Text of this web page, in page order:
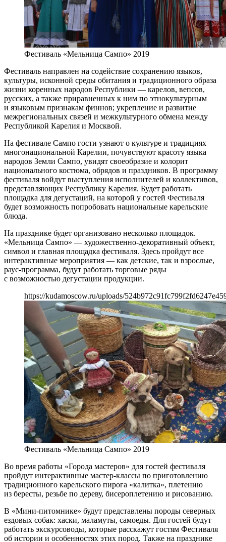
Фестиваль «Мельница Сампо» 2019
Фестиваль направлен на содействие сохранению языков,
культуры, исконной среды обитания и традиционного образа
жизни коренных народов Республики — карелов, вепсов,
русских, а также приравненных к ним по этнокультурным
и языковым признакам финнов; укрепление и развитие
межрегиональных связей и межкультурного обмена между
Республикой Карелия и Москвой.
На фестивале Сампо гости узнают о культуре и традициях
многонациональной Карелии, почувствуют красоту языка
народов Земли Сампо, увидят своеобразие и колорит
национального костюма, обрядов и праздников. В программу
фестиваля войдут выступления исполнителей и коллективов,
представляющих Республику Карелия. Будет работать
площадка для дегустаций, на которой у гостей Фестиваля
будет возможность попробовать национальные карельские
блюда.
На празднике будет организовано несколько площадок.
«Мельница Сампо» — художественно-декоративный объект,
символ и главная площадка фестиваля. Здесь пройдут все
интерактивные мероприятия — как детские, так и взрослые,
раус-программа, будут работать торговые ряды
с возможностью дегустации продукции.
https://kudamoscow.ru/uploads/
Фестиваль «Мельница Сампо» 2019
Во время работы «Города мастеров» для гостей фестиваля
пройдут интерактивные мастер-классы по приготовлению
традиционного карельского пирога «калитка», плетению
из бересты, резьбе по дереву, бисероплетению и рисованию.
В «Мини-питомнике» будут представлены породы северных
ездовых собак: хаски, маламуты, самоеды. Для гостей будут
работать экскурсоводы, которые расскажут гостям Фестиваля
об истории и особенностях этих пород. Также на празднике